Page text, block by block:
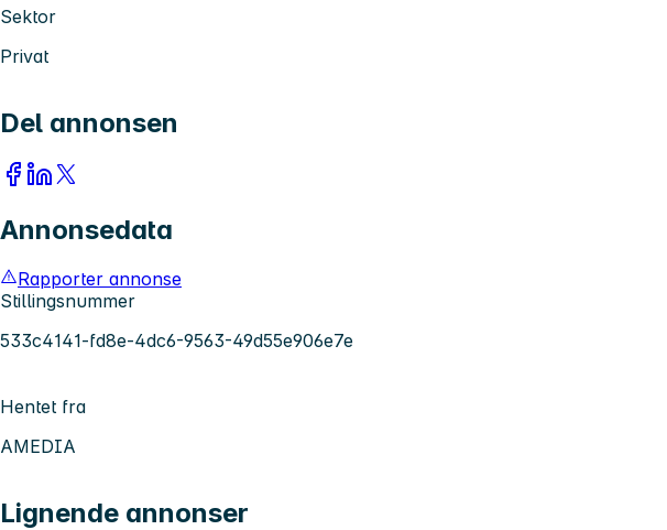
Sektor
Privat
Del annonsen
Annonsedata
Rapporter annonse
Stillingsnummer
533c4141-fd8e-4dc6-9563-49d55e906e7e
Hentet fra
AMEDIA
Lignende annonser